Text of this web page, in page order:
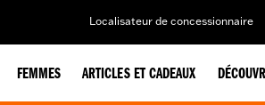
Localisateur de concessionnaire
FEMMES ARTICLES ET CADEAUX